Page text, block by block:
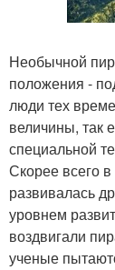
Необычной
положения -
люди тех
величины, так
специальной
Скорее всего
развивалась
уровнем
воздвигали
ученые